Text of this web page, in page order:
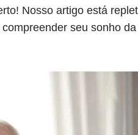
Nosso artigo está
seu sonho